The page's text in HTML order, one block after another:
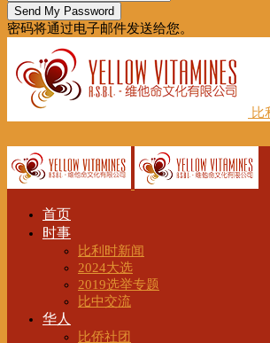
密码将通过电子邮件发送给您。
比
首页
时事
比利时新闻
2024大选
2019选举专题
比中交流
华人
比侨社团